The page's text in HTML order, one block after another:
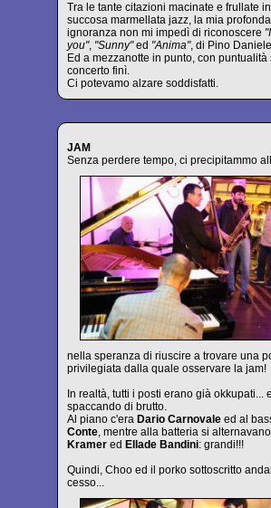
Tra le tante citazioni macinate e frullate
succosa marmellata jazz, la mia
ignoranza non mi impedì di riconoscere
you", "Sunny"ed "Anima", di Pino
Ed a mezzanotte in punto, con puntualità
concerto finì.
Ci potevamo alzare soddisfatti.
JAM
Senza perdere tempo, ci precipitammo
nella speranza di riuscire a trovare una
privilegiata dalla quale osservare la jam!
In realtà, tutti i posti erano già okkupati...
spaccando di brutto.
Al piano c'era Dario Carnovale ed al
Conte, mentre alla batteria si alternavano
Kramer ed Ellade Bandini: grandi!!!
Quindi, Choo ed il porko sottoscritto
cesso...